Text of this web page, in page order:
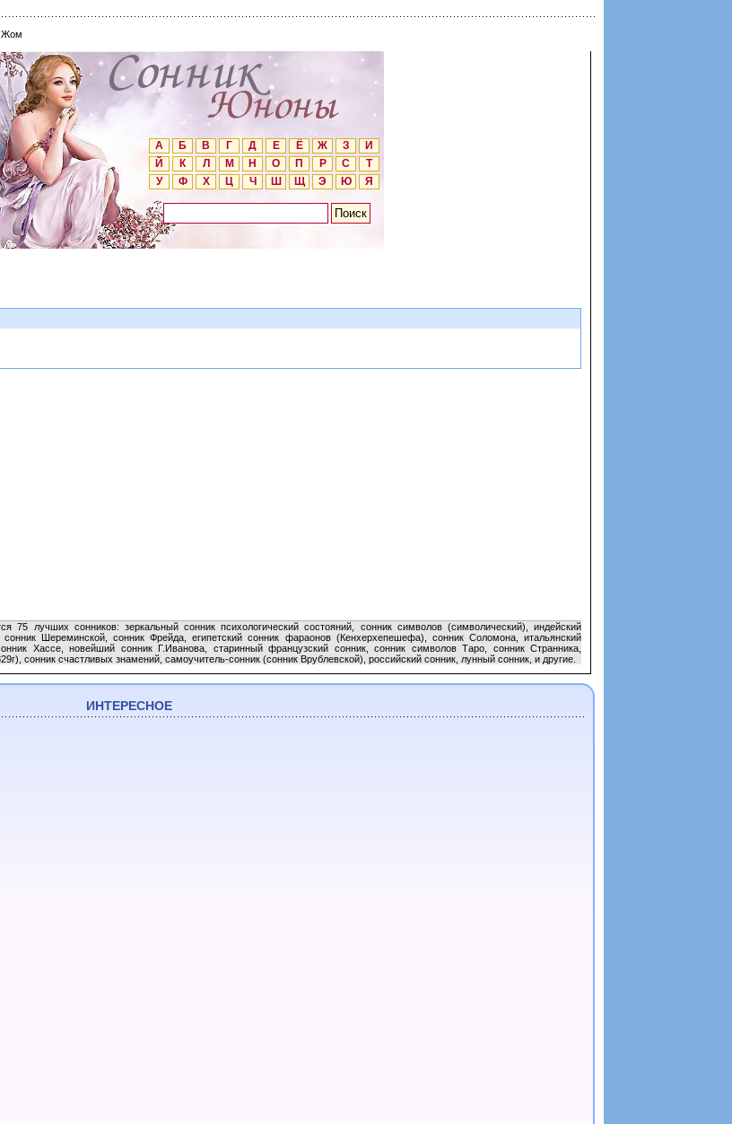
Жом
А Б В Г Д Е Ё Ж З
И
Й
К Л М Н О П Р С
Т
У
Ф Х Ц Ч Ш Щ Э Ю Я
лучших сонников: зеркальный сонник психологический состояний, сонник символов (символический), индейский
Шереминской, сонник Фрейда, египетский сонник фараонов (Кенхерхепешефа), сонник Соломона, итальянский
Хассе, новейший сонник Г.Иванова, старинный французский сонник, сонник символов Таро, сонник Странника,
сонник счастливых знамений, самоучитель-сонник (сонник Врублевской), российский сонник, лунный сонник, и другие.
ИНТЕРЕСНОЕ